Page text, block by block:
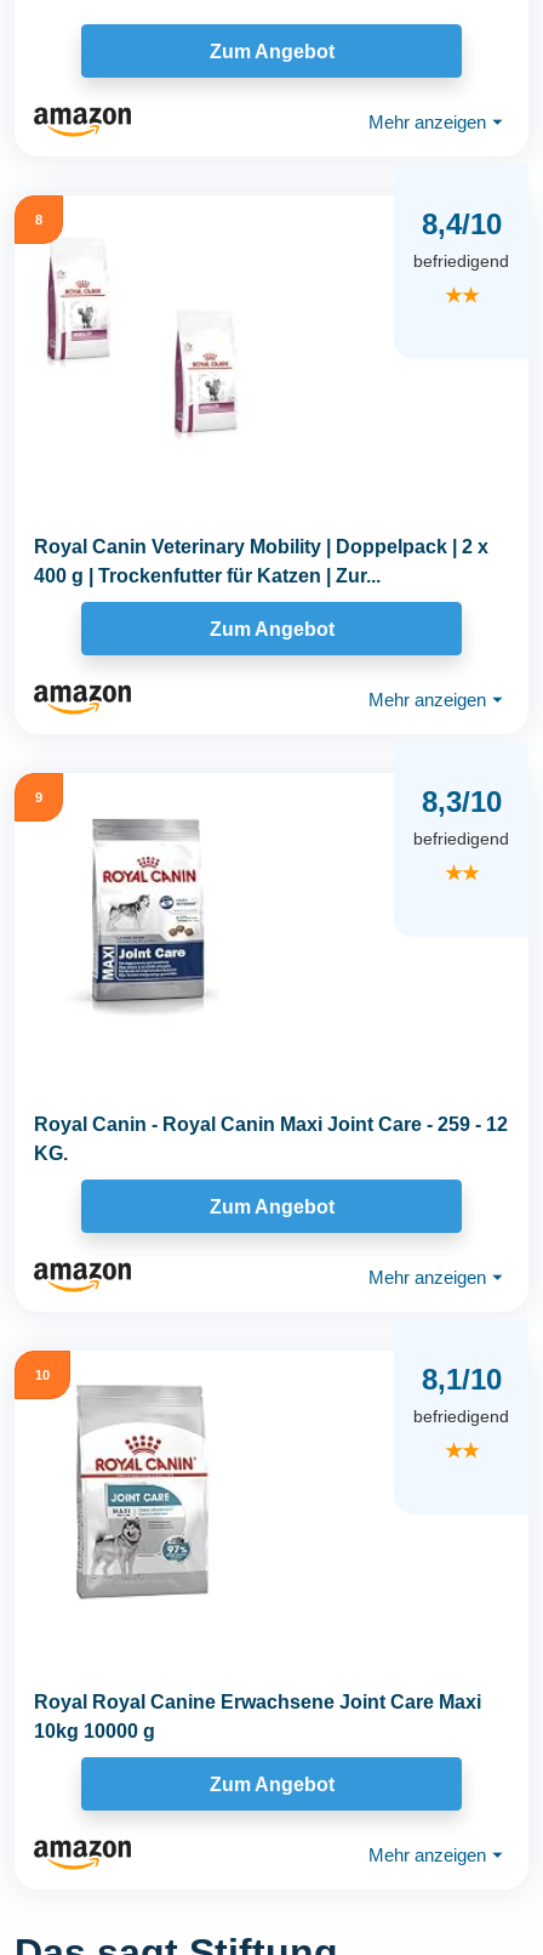
Zum Angebot
Mehr anzeigen ⏷
8 8,4/10
befriedigend
★★
Royal Canin Veterinary Mobility | Doppelpack | 2 x
400 g | Trockenfutter für Katzen | Zur...
Zum Angebot
Mehr anzeigen ⏷
9 8,3/10
befriedigend
★★
Royal Canin - Royal Canin Maxi Joint Care - 259 - 12
KG.
Zum Angebot
Mehr anzeigen ⏷
10 8,1/10
befriedigend
★★
Royal Royal Canine Erwachsene Joint Care Maxi
10kg 10000 g
Zum Angebot
Mehr anzeigen ⏷